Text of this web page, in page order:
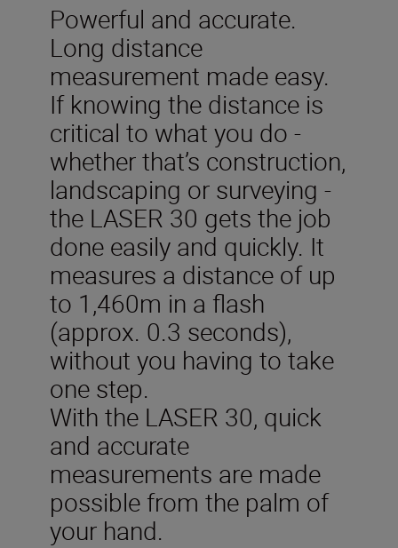
Powerful and accurate.
Long distance
measurement made easy.
If knowing the distance is
critical to what you do -
whether that’s construction,
landscaping or surveying -
the LASER 30 gets the job
done easily and quickly. It
measures a distance of up
to 1,460m in a flash
(approx. 0.3 seconds),
without you having to take
one step.
With the LASER 30, quick
and accurate
measurements are made
possible from the palm of
your hand.